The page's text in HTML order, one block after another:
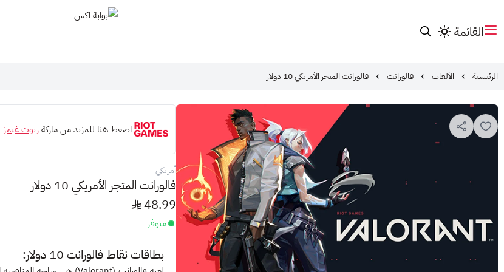
القائمة
الرئيسية الألعاب فالورانت فالورانت المتجر الأمريكي 10 دولار
اضغط هنا للمزيد من ماركةريوت غيمز
أمريكي
فالورانت المتجر الأمريكي 10 دولار
48.99
متوفر
بطاقات نقاط فالورانت 10 دولار: